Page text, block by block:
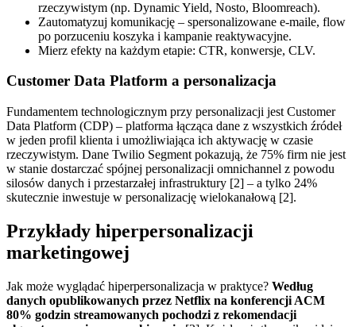
rzeczywistym (np. Dynamic Yield, Nosto, Bloomreach).
Zautomatyzuj komunikację – spersonalizowane e-maile, flow
po porzuceniu koszyka i kampanie reaktywacyjne.
Mierz efekty na każdym etapie: CTR, konwersje, CLV.
Customer Data Platform a personalizacja
Fundamentem technologicznym przy personalizacji jest Customer
Data Platform (CDP) – platforma łącząca dane z wszystkich źródeł
w jeden profil klienta i umożliwiająca ich aktywację w czasie
rzeczywistym. Dane Twilio Segment pokazują, że 75% firm nie jest
w stanie dostarczać spójnej personalizacji omnichannel z powodu
silosów danych i przestarzałej infrastruktury [2] – a tylko 24%
skutecznie inwestuje w personalizację wielokanałową [2].
Przykłady hiperpersonalizacji
marketingowej
Jak może wyglądać hiperpersonalizacja w praktyce? Według
danych opublikowanych przez Netflix na konferencji ACM
80% godzin streamowanych pochodzi z rekomendacji